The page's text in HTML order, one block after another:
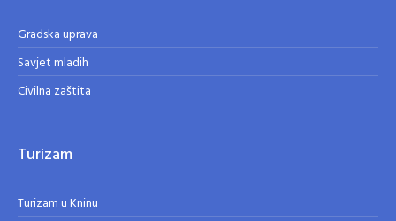
Gradska uprava
Savjet mladih
Civilna zaštita
Turizam
Turizam u Kninu